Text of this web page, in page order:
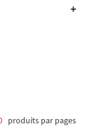
produits par pages